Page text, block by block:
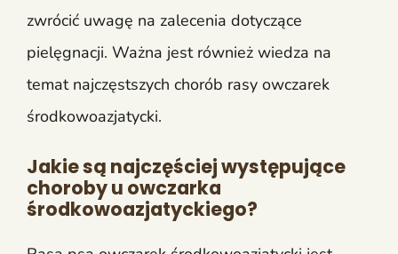
zwrócić uwagę na zalecenia dotyczące
pielęgnacji. Ważna jest również wiedza na
temat najczęstszych chorób rasy owczarek
środkowoazjatycki.
Jakie są najczęściej występujące
choroby u owczarka
środkowoazjatyckiego?